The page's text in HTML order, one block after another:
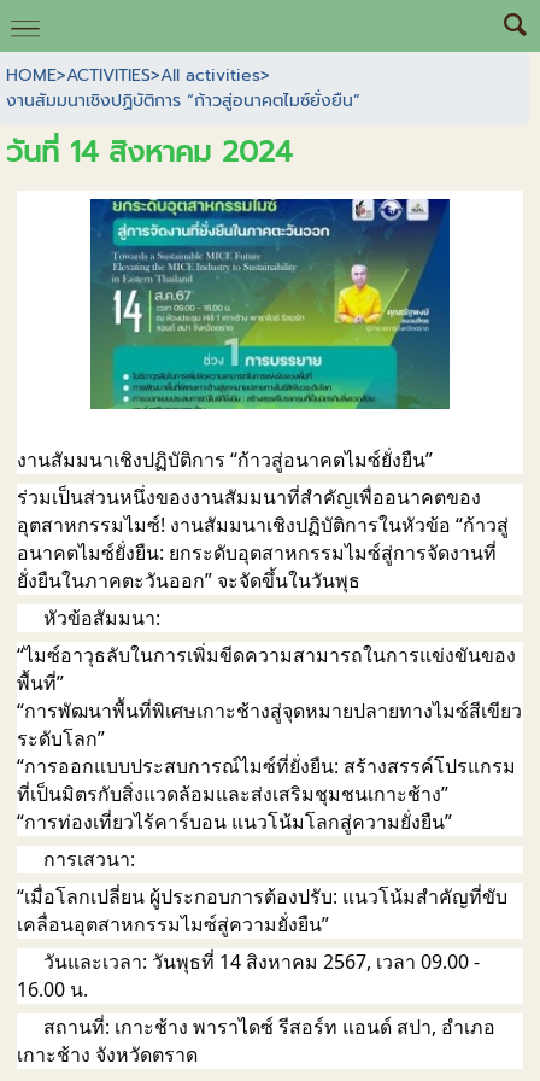
HOME>ACTIVITIES>All activities>
งานสัมมนาเชิงปฏิบัติการ “ก้าวสู่อนาคตไมซ์ยั่งยืน”
วันที่ 14 สิงหาคม 2024
งานสัมมนาเชิงปฏิบัติการ “ก้าวสู่อนาคตไมซ์ยั่งยืน”
ร่วมเป็นส่วนหนึ่งของงานสัมมนาที่สำคัญเพื่ออนาคตของ
อุตสาหกรรมไมซ์! งานสัมมนาเชิงปฏิบัติการในหัวข้อ “ก้าวสู่
อนาคตไมซ์ยั่งยืน: ยกระดับอุตสาหกรรมไมซ์สู่การจัดงานที่
ยั่งยืนในภาคตะวันออก” จะจัดขึ้นในวันพุธ
หัวข้อสัมมนา:
“ไมซ์อาวุธลับในการเพิ่มขีดความสามารถในการแข่งขันของ
พื้นที่”
“การพัฒนาพื้นที่พิเศษเกาะช้างสู่จุดหมายปลายทางไมซ์สีเขียว
ระดับโลก”
“การออกแบบประสบการณ์ไมซ์ที่ยั่งยืน: สร้างสรรค์โปรแกรม
ที่เป็นมิตรกับสิ่งแวดล้อมและส่งเสริมชุมชนเกาะช้าง”
“การท่องเที่ยวไร้คาร์บอน แนวโน้มโลกสู่ความยั่งยืน”
การเสวนา:
“เมื่อโลกเปลี่ยน ผู้ประกอบการต้องปรับ: แนวโน้มสำคัญที่ขับ
เคลื่อนอุตสาหกรรมไมซ์สู่ความยั่งยืน”
วันและเวลา: วันพุธที่ 14 สิงหาคม 2567, เวลา 09.00 -
16.00 น.
สถานที่: เกาะช้าง พาราไดซ์ รีสอร์ท แอนด์ สปา, อำเภอ
เกาะช้าง จังหวัดตราด